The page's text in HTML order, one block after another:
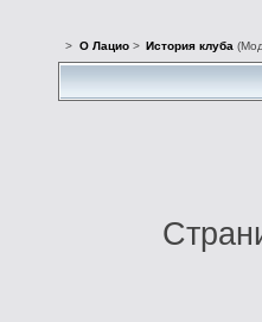
> О Лацио> История клуба